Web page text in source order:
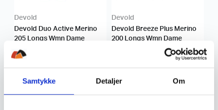
Samtykke Detaljer Om
Devold
Devold Duo Active Merino
205 Longs Wmn Dame
799,-
Devold
Devold Breeze Plus Merino
200 Longs Wmn Dame
KUPP!